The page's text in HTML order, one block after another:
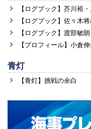
【ログブック】芥川裕
【ログブック】佐々木
【ログブック】渡部敏
【プロフィール】小倉
青灯
【青灯】挑戦の余白